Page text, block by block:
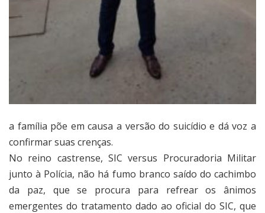
a família põe em causa a versão do suicídio e dá voz a
confirmar suas crenças.
No reino castrense, SIC versus Procuradoria Militar
junto à Polícia, não há fumo branco saído do cachimbo
da paz, que se procura para refrear os ânimos
emergentes do tratamento dado ao oficial do SIC, que